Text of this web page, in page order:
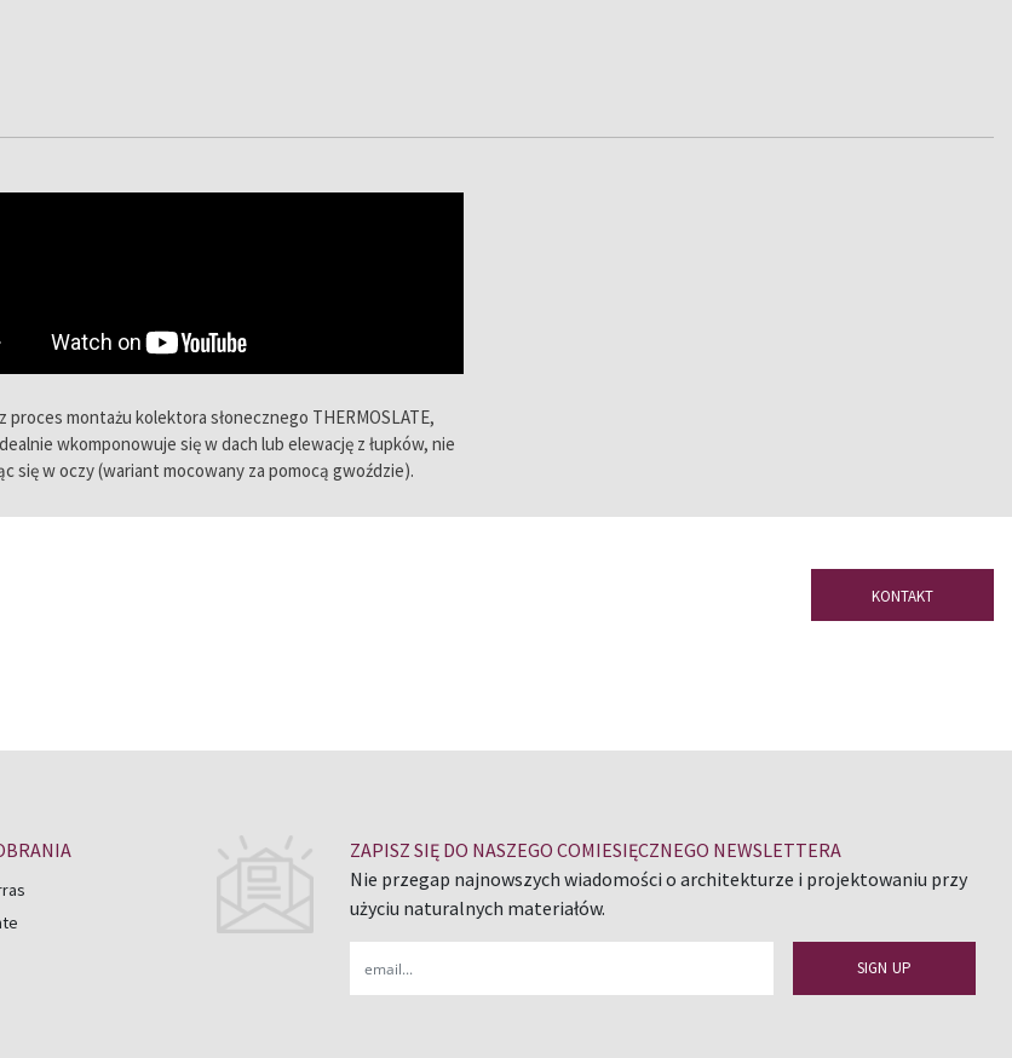
proces montażu kolektora słonecznego THERMOSLATE,
wkomponowuje się w dach lub elewację z łupków, nie
się w oczy (wariant mocowany za pomocą gwoździe).
KONTAKT
ZAPISZ SIĘ DO NASZEGO COMIESIĘCZNEGO NEWSLETTERA
Nie przegap najnowszych wiadomości o architekturze i projektowaniu przy
użyciu naturalnych materiałów.